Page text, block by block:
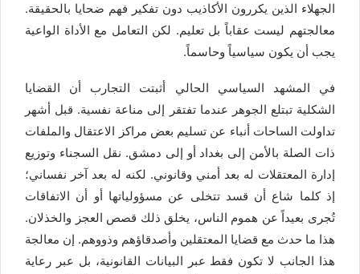
الجهلاء الذين يكررون الأكاذيب دون تفكير فهم ضحايا بالحقيقة.
معالجتهم ليست عقاباً بل تعليم. لكن التعامل مع الأداة الواعية
يجب أن يكون سياسياً وحاسماً.
في المشهد السياسي الحالي أثبتت التجارب أن القضايا
الشكلية تبتلع الجوهر عندما تفتقر إلى مناعة نفسية. قبل أشهر
تداولت الساحات أنباء عن تسليم بعض مراكز الاعتقال والملفات
ذات الصلة بالأمن إلى بغداد أو إلى دمشق. نقل السجناء وتوزيع
إدارة المعتقلات له بعد أمني وقانوني. لكنه له بعد آخر نفساني؛
إذ كلما شاع أن قسد تتخلى عن مسؤولياتها أو أن الاتفاقات
تُجرى بعيداً عن هموم الناس، يخلق ذلك قصص العجز والخذلان.
هذا ما حدث مع قضايا المعتقلين وأصدقاؤهم وذووهم. إن معالجة
هذا الجانب لا تكون فقط عبر البيانات القانونية، بل عبر رعاية